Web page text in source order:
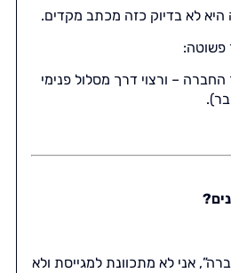
לא בדיוק כזה מכתב מקדים.
פשוטה:
החברה – ורצוי דרך מסלול פנימי
אני לא מתכוונת למגייסת ולא